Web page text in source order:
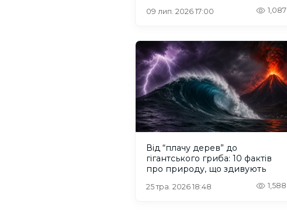
09 лип. 2026 17:00 1,087
Від “плачу дерев” до
гігантського гриба: 10 фактів
про природу, що здивують
25 тра. 2026 18:48 1,588